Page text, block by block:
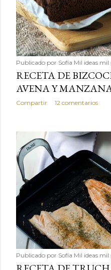
Publicado por Sofía Mil ideas
RECETA DE
AVENA Y
Compartir 12 comentarios
Publicado por Sofía Mil ideas